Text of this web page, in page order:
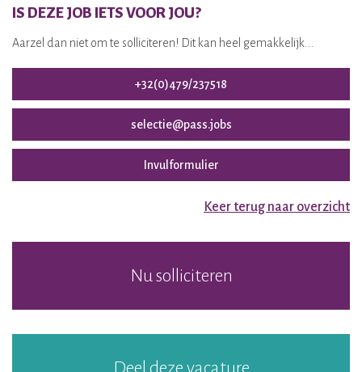
IS DEZE JOB IETS VOOR JOU?
Aarzel dan niet om te solliciteren! Dit kan heel gemakkelijk...
+32(0)479/237518
selectie@pass.jobs
Invulformulier
Keer terug naar overzicht
Nu solliciteren
Deel deze vacature